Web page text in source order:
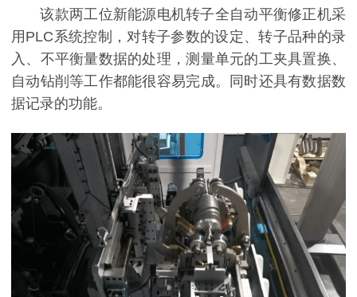
该款两工位新能源电机转子全自动平衡修正机采
用PLC系统控制，对转子参数的设定、转子品种的录
入、不平衡量数据的处理，测量单元的工夹具置换、
自动钻削等工作都能很容易完成。同时还具有数据数
据记录的功能。